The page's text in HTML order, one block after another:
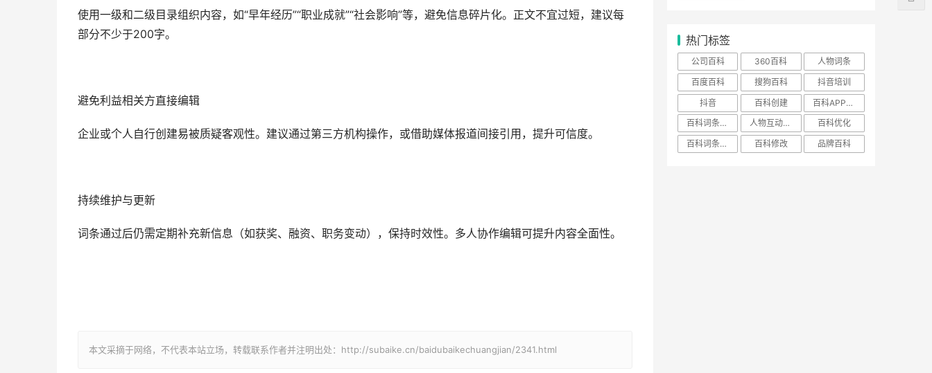
使用一级和二级目录组织内容，如“早年经历”“职业成就”“社会影响”等，避免信息碎片化。正文不宜过短，建议每
部分不少于200字。
避免利益相关方直接编辑‌
企业或个人自行创建易被质疑客观性。建议通过第三方机构操作，或借助媒体报道间接引用，提升可信度。
持续维护与更新‌
词条通过后仍需定期补充新信息（如获奖、融资、职务变动），保持时效性。多人协作编辑可提升内容全面性。
本文采摘于网络，不代表本站立场，转载联系作者并注明出处：http://subaike.cn/baidubaikechuangjian/2341.html
热门标签
公司百科 360百科
人物词条
百度百科
搜狗百科
抖音培训
抖音
百科创建
百科APP词条
百科词条创建
人物互动百科
百科优化
百科词条优化
百科修改 品牌百科